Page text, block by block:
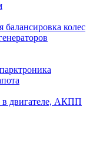
колес
в двигателе, АКПП